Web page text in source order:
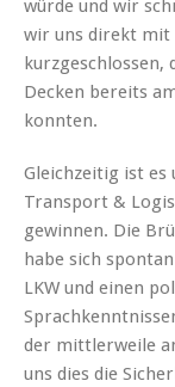
würde und wir
wir uns direkt mit
kurzgeschlossen,
Decken bereits
konnten.
Gleichzeitig ist es
Transport &
gewinnen. Die
habe sich
LKW und einen
der mittlerweile
uns dies die